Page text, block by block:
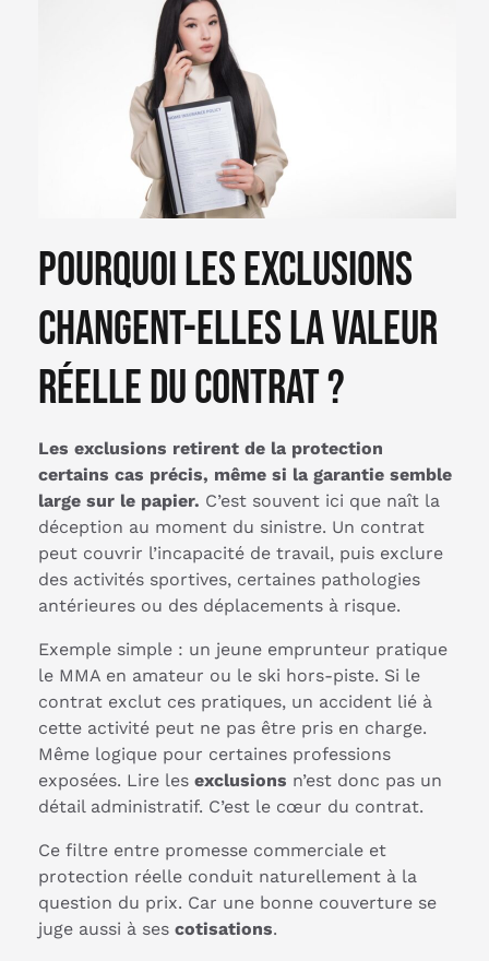
Pourquoi les exclusions
changent-elles la valeur
réelle du contrat ?
Les exclusions retirent de la protection
certains cas précis, même si la garantie semble
large sur le papier. C’est souvent ici que naît la
déception au moment du sinistre. Un contrat
peut couvrir l’incapacité de travail, puis exclure
des activités sportives, certaines pathologies
antérieures ou des déplacements à risque.
Exemple simple : un jeune emprunteur pratique
le MMA en amateur ou le ski hors-piste. Si le
contrat exclut ces pratiques, un accident lié à
cette activité peut ne pas être pris en charge.
Même logique pour certaines professions
exposées. Lire les exclusions n’est donc pas un
détail administratif. C’est le cœur du contrat.
Ce filtre entre promesse commerciale et
protection réelle conduit naturellement à la
question du prix. Car une bonne couverture se
juge aussi à ses cotisations.